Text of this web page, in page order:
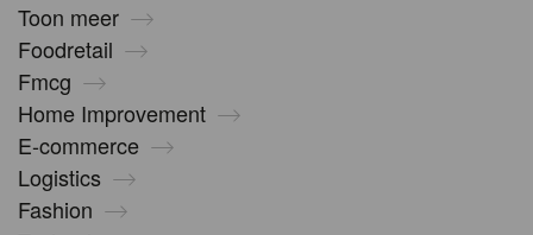
Toon meer
Foodretail
Fmcg
Home Improvement
E-commerce
Logistics
Fashion